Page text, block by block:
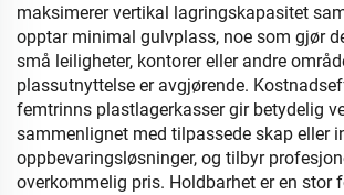
maksimerer vertikal lagringskapasitet
opptar minimal gulvplass, noe som gjør
små leiligheter, kontorer eller andre
plassutnyttelse er avgjørende.
femtrinns plastlagerkasser gir betydelig
sammenlignet med tilpassede skap eller
oppbevaringsløsninger, og tilbyr
overkommelig pris. Holdbarhet er en stor